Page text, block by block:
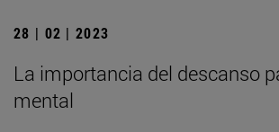
28 | 02 | 2023
La importancia del descanso
mental